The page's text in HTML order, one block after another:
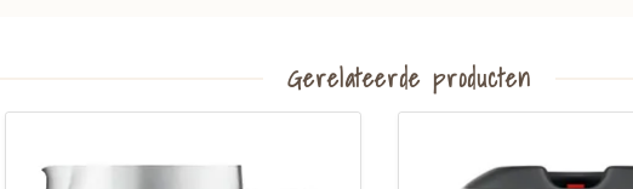
Gerelateerde producten